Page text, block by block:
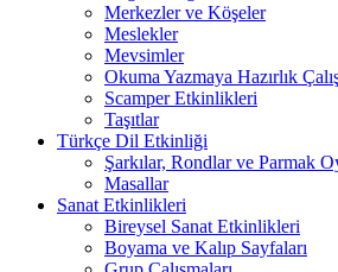
Merkezler ve Köşeler
Meslekler
Mevsimler
Okuma Yazmaya Hazırlık
Scamper Etkinlikleri
Taşıtlar
Türkçe Dil Etkinliği
Şarkılar, Rondlar ve Parmak
Masallar
Sanat Etkinlikleri
Bireysel Sanat Etkinlikleri
Boyama ve Kalıp Sayfaları